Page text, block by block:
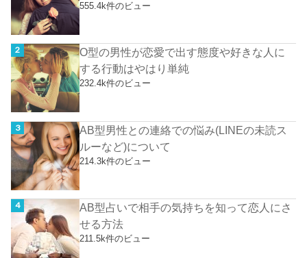
555.4k件のビュー
O型の男性が恋愛で出す態度や好きな人に
する行動はやはり単純
232.4k件のビュー
AB型男性との連絡での悩み(LINEの未読ス
ルーなど)について
214.3k件のビュー
AB型占いで相手の気持ちを知って恋人にさ
せる方法
211.5k件のビュー